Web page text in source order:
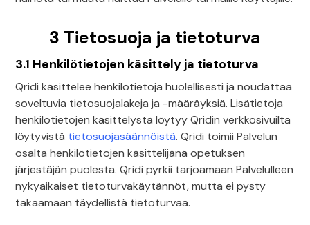
3 Tietosuoja ja tietoturva
3.1 Henkilötietojen käsittely ja tietoturva
Qridi käsittelee henkilötietoja huolellisesti ja noudattaa
soveltuvia tietosuojalakeja ja -määräyksiä. Lisätietoja
henkilötietojen käsittelystä löytyy Qridin verkkosivuilta
löytyvistä tietosuojasäännöistä. Qridi toimii Palvelun
osalta henkilötietojen käsittelijänä opetuksen
järjestäjän puolesta. Qridi pyrkii tarjoamaan Palvelulleen
nykyaikaiset tietoturvakäytännöt, mutta ei pysty
takaamaan täydellistä tietoturvaa.